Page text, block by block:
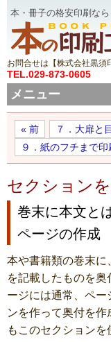
本・冊子の格安印刷なら
お問合せは【株式会社黒須
TEL.029-873-0605
メニュー
« 前 ７．大扉と
９．紙のフチまで
セクション
巻末に本文と
ページの作成
本や書籍類の巻末に
を記載したものを
ージには通常、ペー
ンを作って奥付を
もこのセクションを